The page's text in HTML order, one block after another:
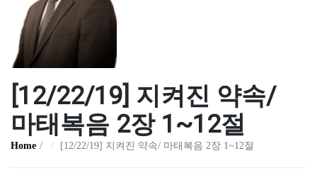
[12/22/19] 지켜진 약속/
마태복음 2장 1~12절
Home [12/22/19] 지켜진 약속/ 마태복음 2장 1~12절